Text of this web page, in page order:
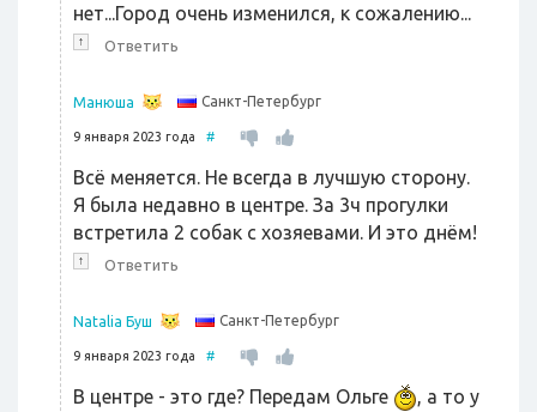
нет...Город очень изменился, к сожалению...
↑ Ответить
Манюша Санкт-Петербург
9 января 2023 года #
Всё меняется. Не всегда в лучшую сторону.
Я была недавно в центре. За 3ч прогулки
встретила 2 собак с хозяевами. И это днём!
↑ Ответить
Natalia Буш Санкт-Петербург
9 января 2023 года #
В центре - это где? Передам Ольге
, а то у